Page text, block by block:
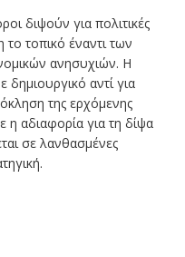
διψούν για πολιτικές
τοπικό έναντι των
ανησυχιών. Η
δημιουργικό αντί για
της ερχόμενης
η αδιαφορία για τη δίψα
σε λανθασμένες